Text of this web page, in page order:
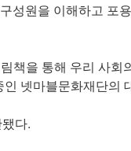
성원을 이해하고 포
책을 통해 우리 사회
넷마블문화재단의
다.